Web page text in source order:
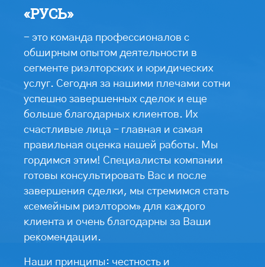
«РУСЬ»
- это команда профессионалов с
обширным опытом деятельности в
сегменте риэлторских и юридических
услуг. Сегодня за нашими плечами сотни
успешно завершенных сделок и еще
больше благодарных клиентов. Их
счастливые лица – главная и самая
правильная оценка нашей работы. Мы
гордимся этим! Специалисты компании
готовы консультировать Вас и после
завершения сделки, мы стремимся стать
«семейным риэлтором» для каждого
клиента и очень благодарны за Ваши
рекомендации.
Наши принципы: честность и